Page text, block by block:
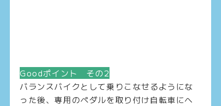
Goodポイント その2
バランスバイクとして乗りこなせるようにな
った後、専用のペダルを取り付け自転車にへ